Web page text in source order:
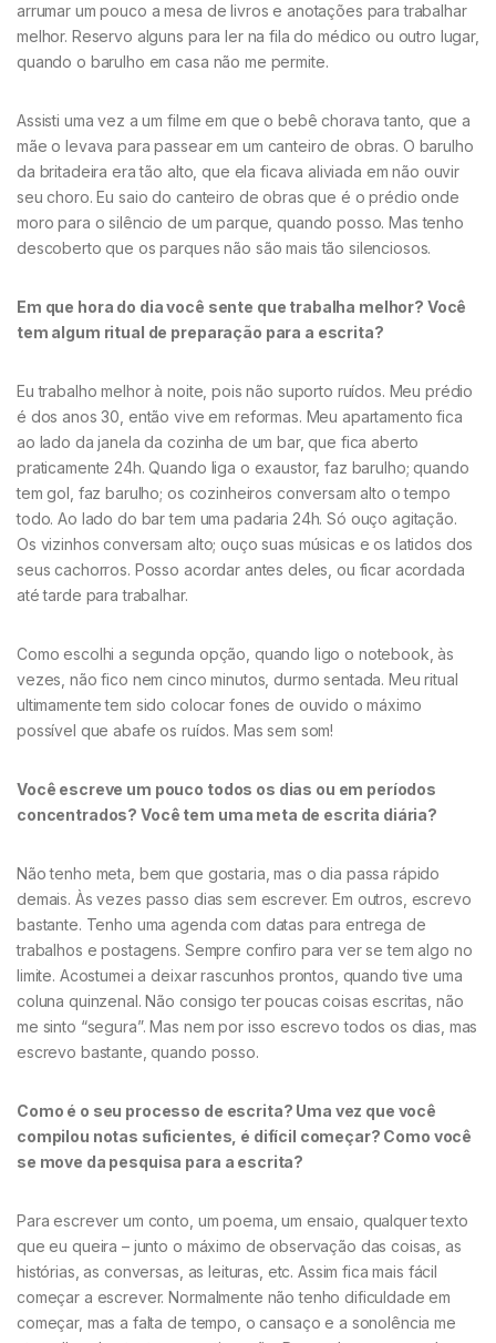
arrumar um pouco a mesa de livros e anotações para trabalhar
melhor. Reservo alguns para ler na fila do médico ou outro lugar,
quando o barulho em casa não me permite.
Assisti uma vez a um filme em que o bebê chorava tanto, que a
mãe o levava para passear em um canteiro de obras. O barulho
da britadeira era tão alto, que ela ficava aliviada em não ouvir
seu choro. Eu saio do canteiro de obras que é o prédio onde
moro para o silêncio de um parque, quando posso. Mas tenho
descoberto que os parques não são mais tão silenciosos.
Em que hora do dia você sente que trabalha melhor? Você
tem algum ritual de preparação para a escrita?
Eu trabalho melhor à noite, pois não suporto ruídos. Meu prédio
é dos anos 30, então vive em reformas. Meu apartamento fica
ao lado da janela da cozinha de um bar, que fica aberto
praticamente 24h. Quando liga o exaustor, faz barulho; quando
tem gol, faz barulho; os cozinheiros conversam alto o tempo
todo. Ao lado do bar tem uma padaria 24h. Só ouço agitação.
Os vizinhos conversam alto; ouço suas músicas e os latidos dos
seus cachorros. Posso acordar antes deles, ou ficar acordada
até tarde para trabalhar.
Como escolhi a segunda opção, quando ligo o notebook, às
vezes, não fico nem cinco minutos, durmo sentada. Meu ritual
ultimamente tem sido colocar fones de ouvido o máximo
possível que abafe os ruídos. Mas sem som!
Você escreve um pouco todos os dias ou em períodos
concentrados? Você tem uma meta de escrita diária?
Não tenho meta, bem que gostaria, mas o dia passa rápido
demais. Às vezes passo dias sem escrever. Em outros, escrevo
bastante. Tenho uma agenda com datas para entrega de
trabalhos e postagens. Sempre confiro para ver se tem algo no
limite. Acostumei a deixar rascunhos prontos, quando tive uma
coluna quinzenal. Não consigo ter poucas coisas escritas, não
me sinto “segura”. Mas nem por isso escrevo todos os dias, mas
escrevo bastante, quando posso.
Como é o seu processo de escrita? Uma vez que você
compilou notas suficientes, é difícil começar? Como você
se move da pesquisa para a escrita?
Para escrever um conto, um poema, um ensaio, qualquer texto
que eu queira – junto o máximo de observação das coisas, as
histórias, as conversas, as leituras, etc. Assim fica mais fácil
começar a escrever. Normalmente não tenho dificuldade em
começar, mas a falta de tempo, o cansaço e a sonolência me